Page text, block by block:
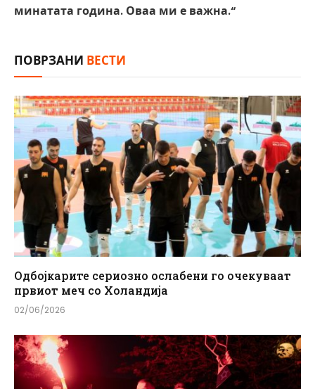
минатата година. Оваа ми е важна.“
ПОВРЗАНИ ВЕСТИ
Одбојкарите сериозно ослабени го очекуваат
првиот меч со Холандија
02/06/2026